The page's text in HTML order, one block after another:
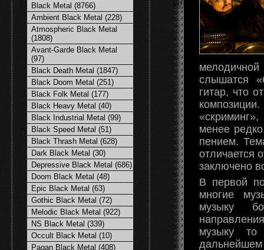
Black Metal (8766)
Ambient Black Metal (228)
Atmospheric Black Metal
(1808)
Avant-Garde Black Metal
(97)
Black Death Metal (1847)
Black Doom Metal (251)
Black Folk Metal (177)
Black Heavy Metal (40)
Black Industrial Metal (99)
Black Speed Metal (51)
Black Thrash Metal (628)
Dark Black Metal (30)
Depressive Black Metal (686)
Doom Black Metal (48)
Epic Black Metal (63)
Gothic Black Metal (72)
Melodic Black Metal (922)
NS Black Metal (339)
Occult Black Metal (10)
Pagan Black Metal (408)
слышатся
гитар, что
менее
пением.
отличается
заключено
В первой
многие
музыку
музыку то